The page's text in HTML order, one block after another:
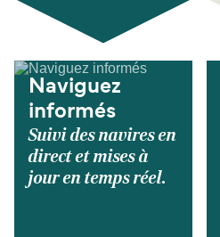
Naviguez
informés
Suivi des navires en
direct et mises à
jour en temps réel.